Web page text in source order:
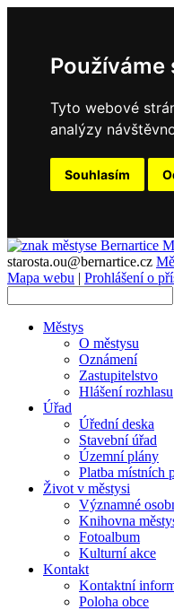
Tyto webové
analýzy
Souhlasím
starosta.ou@bernartice.cz
Mapa webu | Prohlášení o
Městys
O městysu
Oznámení
Zastupitelstvo
Hlášení rozhlasu
Úřad
Úřední deska
Stavební úřad
Územní plány
Platba místních
Život v městysi
Významné
Knihovna
Fotoalbum
Kulturní akce
Kontakt
Kontaktní
Poloha obce